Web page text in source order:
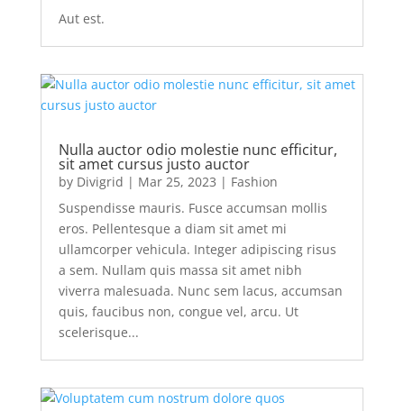
Aut est.
Nulla auctor odio molestie nunc efficitur,
sit amet cursus justo auctor
by Divigrid | Mar 25, 2023 | Fashion
Suspendisse mauris. Fusce accumsan mollis
eros. Pellentesque a diam sit amet mi
ullamcorper vehicula. Integer adipiscing risus
a sem. Nullam quis massa sit amet nibh
viverra malesuada. Nunc sem lacus, accumsan
quis, faucibus non, congue vel, arcu. Ut
scelerisque...